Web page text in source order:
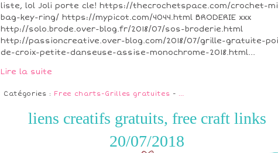
liste, lol Joli porte cle! https://thecrochetspace.com/crochet-
bag-key-ring/ https://mypicot.com/4044.html BRODERIE xxx
http://solo.brode.over-blog.fr/2018/07/sos-broderie.html
http://passioncreative.over-blog.com/2018/07/grille-gratuite-
de-croix-petite-danseuse-assise-monochrome-2018.html...
Lire la suite
Catégories : Free charts-Grilles gratuites - …
liens creatifs gratuits, free craft links
20/07/2018